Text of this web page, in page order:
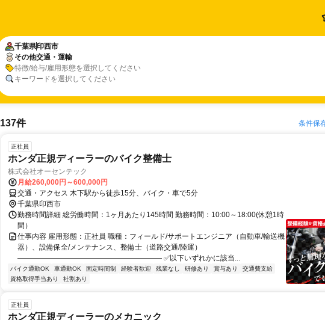
千葉県印西市
その他交通・運輸
特徴/給与/雇用形態を選択してください
キーワードを選択してください
137件 条件保
正社員
ホンダ正規ディーラーのバイク整備士
株式会社オーセンテック
月給260,000円～600,000円
交通・アクセス 木下駅から徒歩15分、バイク・車で5分
千葉県印西市
勤務時間詳細 総労働時間：1ヶ月あたり145時間 勤務時間：10:00～18:00(休憩1時
間）
仕事内容 雇用形態：正社員 職種：フィールド/サポートエンジニア（自動車/輸送機
器）、設備保全/メンテナンス、整備士（道路交通/陸運）
―――――――――――――――――――― ✅以下いずれかに該当...
バイク通勤OK 車通勤OK 固定時間制 経験者歓迎 残業なし 研修あり 賞与あり
交通費支給
資格取得手当あり
社割あり
正社員
ホンダ正規ディーラーのメカニック